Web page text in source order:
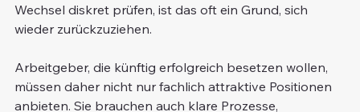
Wechsel diskret prüfen, ist das oft ein Grund, sich
wieder zurückzuziehen.
Arbeitgeber, die künftig erfolgreich besetzen wollen,
müssen daher nicht nur fachlich attraktive Positionen
anbieten. Sie brauchen auch klare Prozesse,